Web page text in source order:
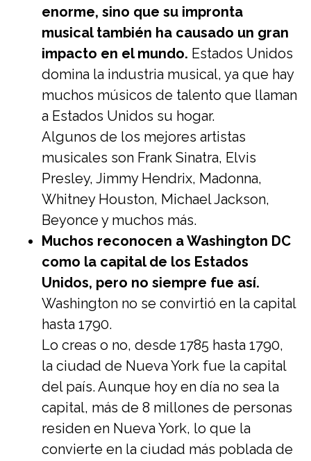
enorme, sino que su impronta
musical también ha causado un gran
impacto en el mundo. Estados Unidos
domina la industria musical, ya que hay
muchos músicos de talento que llaman
a Estados Unidos su hogar.
Algunos de los mejores artistas
musicales son Frank Sinatra, Elvis
Presley, Jimmy Hendrix, Madonna,
Whitney Houston, Michael Jackson,
Beyonce y muchos más.
Muchos reconocen a Washington DC
como la capital de los Estados
Unidos, pero no siempre fue así.
Washington no se convirtió en la capital
hasta 1790.
Lo creas o no, desde 1785 hasta 1790,
la ciudad de Nueva York fue la capital
del país. Aunque hoy en día no sea la
capital, más de 8 millones de personas
residen en Nueva York, lo que la
convierte en la ciudad más poblada de